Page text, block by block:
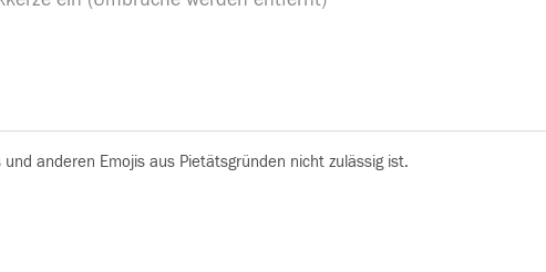
anderen Emojis aus Pietätsgründen nicht zulässig ist.